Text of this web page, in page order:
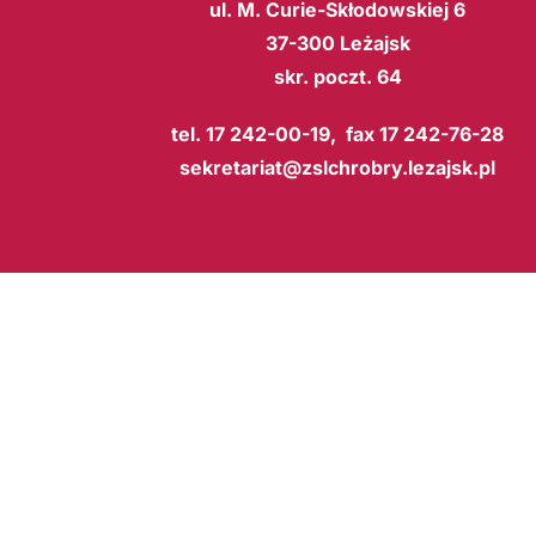
ul. M. Curie-Skłodowskiej 6
37-300 Leżajsk
skr. poczt. 64
tel. 17 242-00-19, fax 17 242-76-28
sekretariat@zslchrobry.lezajsk.pl